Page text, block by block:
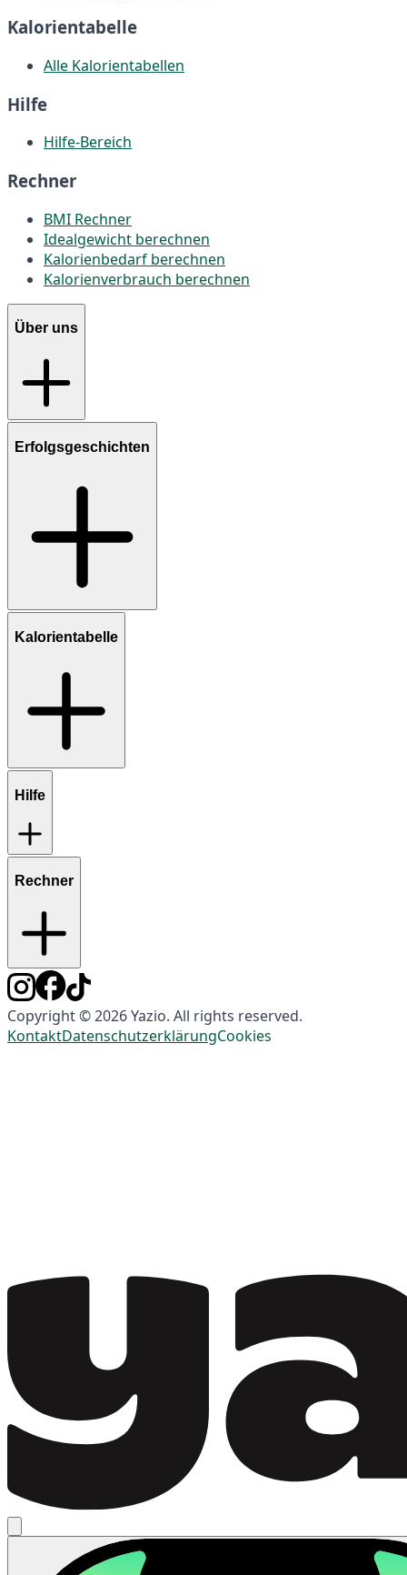
Kalorientabelle
Alle Kalorientabellen
Hilfe
Hilfe-Bereich
Rechner
BMI Rechner
Idealgewicht berechnen
Kalorienbedarf berechnen
Kalorienverbrauch berechnen
Über uns
Erfolgsgeschichten
Kalorientabelle
Hilfe
Rechner
Copyright © 2026 Yazio. All rights reserved.
KontaktDatenschutzerklärungCookies